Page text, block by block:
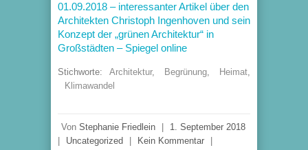
01.09.2018 – interessanter Artikel über den
Architekten Christoph Ingenhoven und sein
Konzept der „grünen Architektur“ in
Großstädten – Spiegel online
Stichworte: Architektur, Begrünung, Heimat,
Klimawandel
Von Stephanie Friedlein
1. September 2018
Uncategorized Kein Kommentar